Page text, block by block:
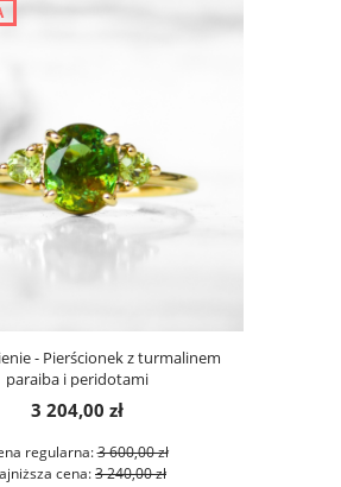
- Pierścionek z turmalinem
paraiba i peridotami
3 204,00 zł
regularna:3 600,00 zł
cena:3 240,00 zł